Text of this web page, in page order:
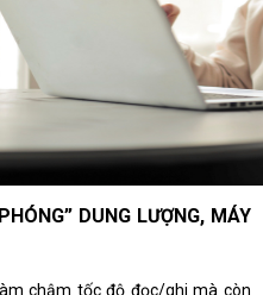
DUNG LƯỢNG, MÁY
chậm tốc độ đọc/ghi mà còn